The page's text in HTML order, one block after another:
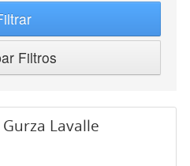
Filtros
Lavalle